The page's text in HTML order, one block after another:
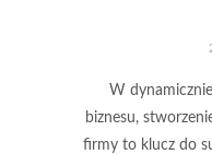
W
biznesu,
firmy to klucz do